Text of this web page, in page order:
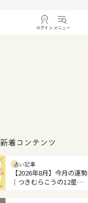
ログイン メニュー
新着コンテンツ
占い記事
【2026年8月】今月の運勢
｜つきむらこうの12星座